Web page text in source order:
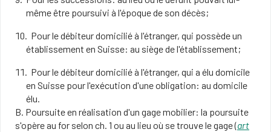
même être poursuivi à l'époque de son décès;
Pour le débiteur domicilié à l'étranger, qui possède un
établissement en Suisse: au siège de l'établissement;
Pour le débiteur domicilié à l'étranger, qui a élu domicile
en Suisse pour l'exécution d'une obligation: au domicile
élu.
B. Poursuite en réalisation d'un gage mobilier: la poursuite
s'opère au for selon ch. 1 ou au lieu où se trouve le gage (art